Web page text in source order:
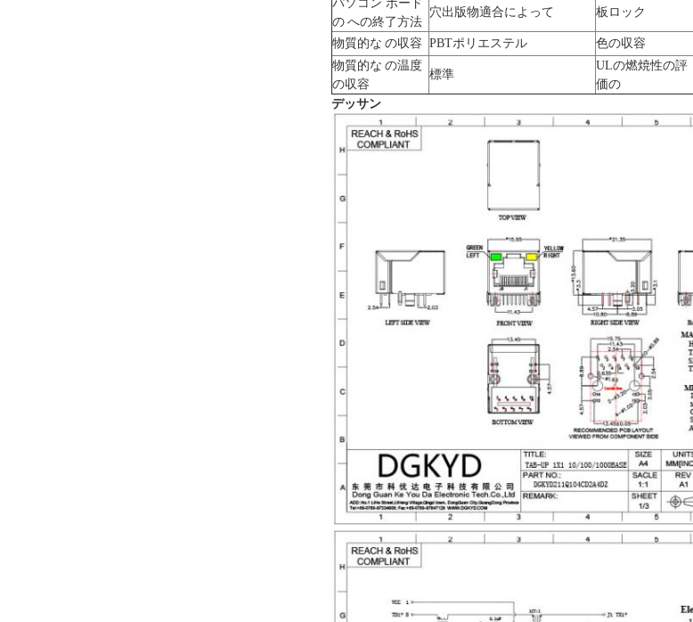
パソコン ボード
の への終了方法
穴出版物適合によって 板ロック
物質的な の収容 PBTポリエステル 色の収容
物質的な の温度
の収容
標準
ULの燃焼性の評
価の
デッサン